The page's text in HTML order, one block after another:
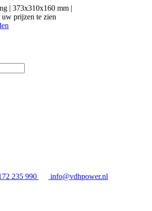
| 373x310x160 mm |
prijzen te zien
235 990
info@vdhpower.nl